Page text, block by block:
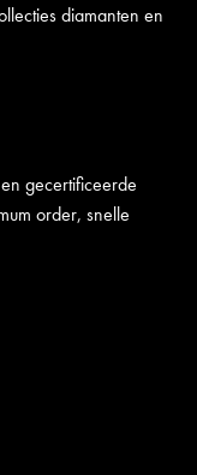
diamanten en
gecertificeerde
order, snelle